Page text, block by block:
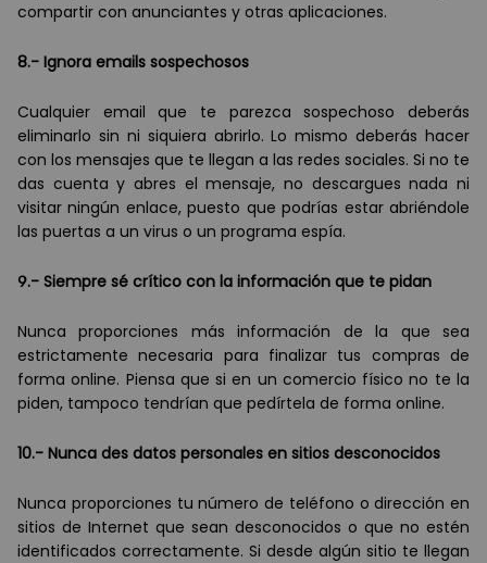
compartir con anunciantes y otras aplicaciones.
8.- Ignora emails sospechosos
Cualquier email que te parezca sospechoso deberás
eliminarlo sin ni siquiera abrirlo. Lo mismo deberás hacer
con los mensajes que te llegan a las redes sociales. Si no te
das cuenta y abres el mensaje, no descargues nada ni
visitar ningún enlace, puesto que podrías estar abriéndole
las puertas a un virus o un programa espía.
9.- Siempre sé crítico con la información que te pidan
Nunca proporciones más información de la que sea
estrictamente necesaria para finalizar tus compras de
forma online. Piensa que si en un comercio físico no te la
piden, tampoco tendrían que pedírtela de forma online.
10.- Nunca des datos personales en sitios desconocidos
Nunca proporciones tu número de teléfono o dirección en
sitios de Internet que sean desconocidos o que no estén
identificados correctamente. Si desde algún sitio te llegan